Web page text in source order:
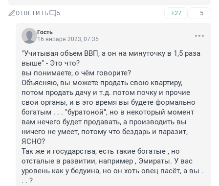
ОТВЕТИТЬ 5 +27 –5
Гость
16 января 2023, 07:35
"Учитывая объем ВВП, а он на минуточку в 1,5 раза
выше" - Это что?
вы понимаете, о чём говорите?
Объясняю, вы можете продать свою квартиру,
потом продать дачу и т.д. потом почку и прочие
свои органы, и в это время вы будете формально
богатым . . . "буратоной", но в некоторый момент
вам нечего будет продавать, а производить вы
ничего не умеет, потому что бездарь и паразит,
ЯСНО?
Так же и государства, есть такие богатые , но
отсталые в развитии, например , Эмираты. У вас
уровень как у бедуина, но он хоть овец пасёт, а вы .
. . ?